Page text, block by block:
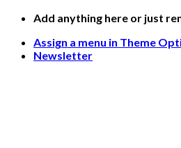
Saltar
contenido
Add anything here or just
Assign a menu in Theme
Newsletter